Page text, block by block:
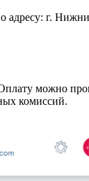
г.
можно
комиссий.